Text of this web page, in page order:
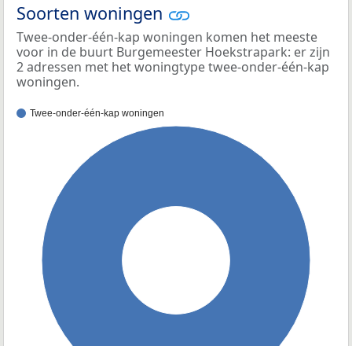
Soorten woningen
Twee-onder-één-kap woningen komen het meeste
voor in de buurt Burgemeester Hoekstrapark: er zijn
2 adressen met het woningtype twee-onder-één-kap
woningen.
Twee-onder-één-kap woningen